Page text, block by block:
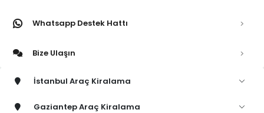
Whatsapp Destek Hattı
Bize Ulaşın
İstanbul Araç Kiralama
Gaziantep Araç Kiralama